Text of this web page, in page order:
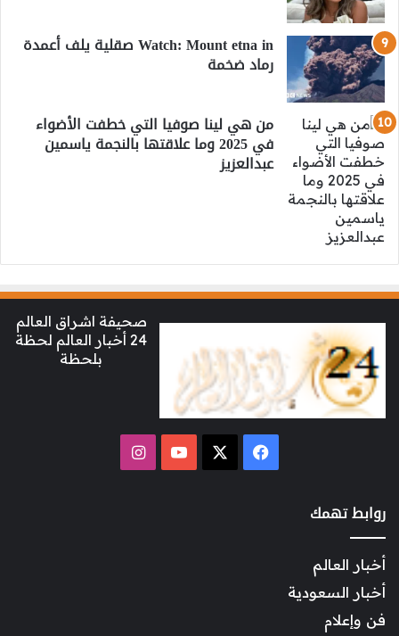
Watch: Mount etna in صقلية يلف أعمدة
رماد ضخمة
من هي لينا صوفيا التي خطفت الأضواء
في 2025 وما علاقتها بالنجمة ياسمين
عبدالعزيز
صحيفة اشراق العالم
24 أخبار العالم لحظة
بلحظة
فيسبوك ‫YouTubeانستقرام
روابط تهمك
أخبار العالم
أخبار السعودية
فن وإعلام